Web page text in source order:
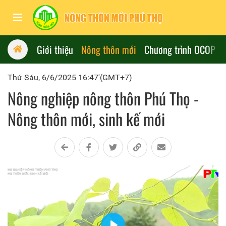
Giới thiệu Nông thôn mới Chương trình OCOP
Thứ Sáu, 6/6/2025 16:47'(GMT+7)
Nông nghiệp nông thôn Phú Thọ -
Nông thôn mới, sinh kế mới